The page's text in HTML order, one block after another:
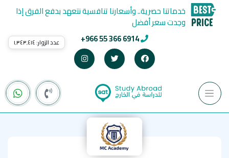
+966 55 366 6914
خدماتنا حصرية.. وأسعارنا تنافسية نتعهد بدفع الفرق إذا
وجدت سعر أفضل
عدد الزوار: ١٬٣٤٣٬٤١٤